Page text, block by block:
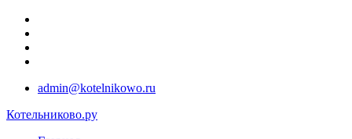
admin@kotelnikowo.ru
Котельниково.ру